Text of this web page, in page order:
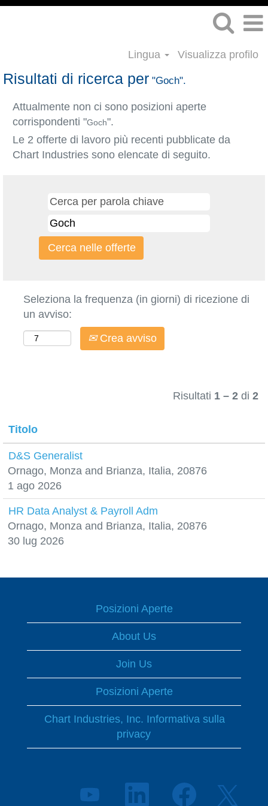
Lingua Visualizza profilo
Risultati di ricerca per "Goch".
Attualmente non ci sono posizioni aperte
corrispondenti "Goch".
Le 2 offerte di lavoro più recenti pubblicate da
Chart Industries sono elencate di seguito.
Seleziona la frequenza (in giorni) di ricezione di
un avviso:
Crea avviso
Risultati 1 – 2 di 2
Titolo
D&S Generalist
Ornago, Monza and Brianza, Italia, 20876
1 ago 2026
HR Data Analyst & Payroll Adm
Ornago, Monza and Brianza, Italia, 20876
30 lug 2026
Posizioni Aperte
About Us
Join Us
Posizioni Aperte
Chart Industries, Inc. Informativa sulla
privacy
S
S
S